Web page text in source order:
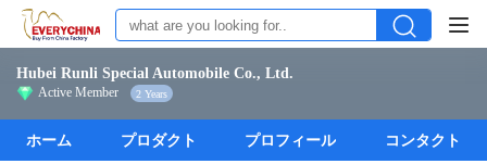
Hubei Runli Special Automobile Co., Ltd.
Active Member 2 Years
ホーム プロダクト プロフィール コンタクト